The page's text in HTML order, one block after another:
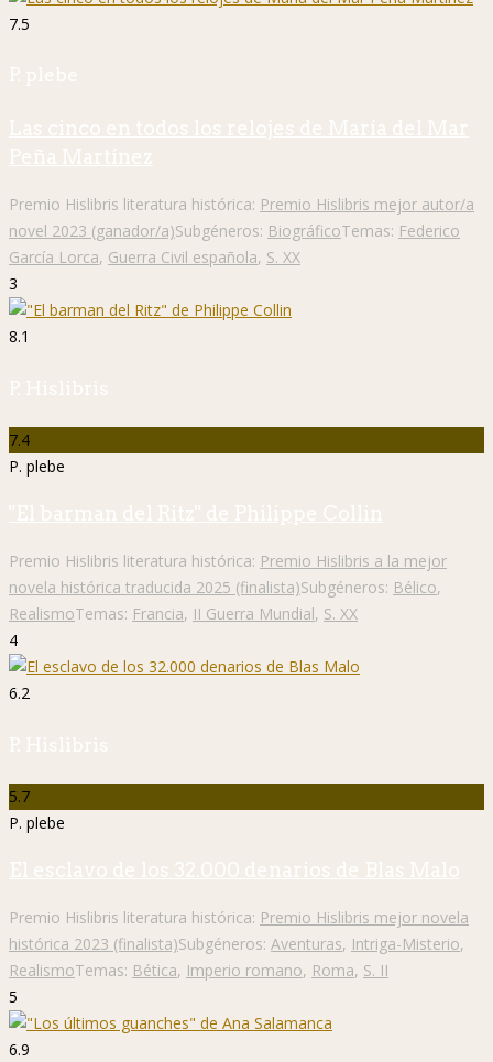
7.5
P. plebe
Las cinco en todos los relojes de María del Mar
Peña Martínez
Premio Hislibris literatura histórica: Premio Hislibris mejor autor/a
novel 2023 (ganador/a)Subgéneros: BiográficoTemas: Federico
García Lorca, Guerra Civil española, S. XX
3
8.1
P. Hislibris
7.4
P. plebe
"El barman del Ritz" de Philippe Collin
Premio Hislibris literatura histórica: Premio Hislibris a la mejor
novela histórica traducida 2025 (finalista)Subgéneros: Bélico,
RealismoTemas: Francia, II Guerra Mundial, S. XX
4
6.2
P. Hislibris
5.7
P. plebe
El esclavo de los 32.000 denarios de Blas Malo
Premio Hislibris literatura histórica: Premio Hislibris mejor novela
histórica 2023 (finalista)Subgéneros: Aventuras, Intriga-Misterio,
RealismoTemas: Bética, Imperio romano, Roma, S. II
5
6.9